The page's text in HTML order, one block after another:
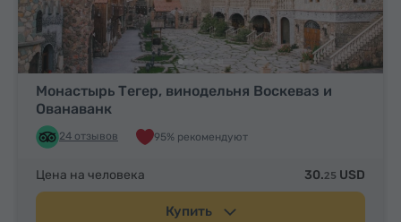
Монастырь Тегер, винодельня Воскеваз и
Ованаванк
24 отзывов 95% рекомендуют
Цена на человека 30.25 USD
Купить